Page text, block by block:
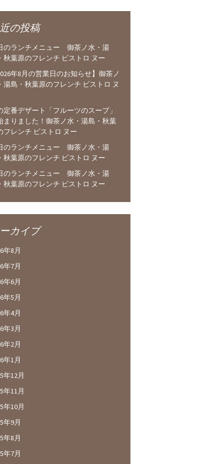
の投稿
のランチメニュー 御茶ノ水・湯
秋葉原のフレンチ ビストロ ヌー
年8月の営業日のお知らせ】御茶ノ
湯島・秋葉原のフレンチ ビストロ ヌ
定番デザート「フルーツのスープ」
まりました！御茶ノ水・湯島・秋葉
フレンチ ビストロ ヌー
のランチメニュー 御茶ノ水・湯
秋葉原のフレンチ ビストロ ヌー
のランチメニュー 御茶ノ水・湯
秋葉原のフレンチ ビストロ ヌー
カイブ
年8月
年7月
年6月
年5月
年4月
年3月
年2月
年1月
年12月
年11月
年10月
年9月
年8月
年7月